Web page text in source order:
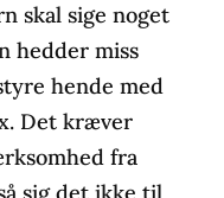
skal sige noget
hedder miss
hende med
Det kræver
fra